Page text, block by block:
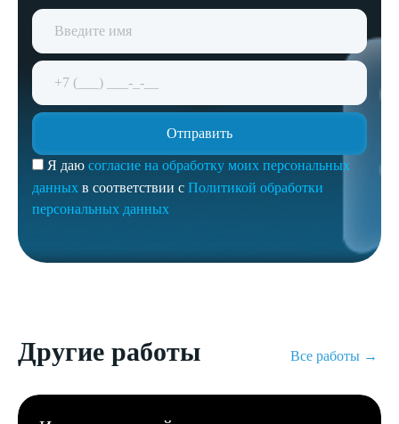
Я даю согласие на обработку моих персональных
данных в соответствии с Политикой обработки
персональных данных
Другие работы Все работы →